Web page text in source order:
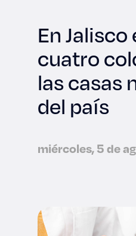
En
cuatro
las casas
del país
miércoles, 5 de